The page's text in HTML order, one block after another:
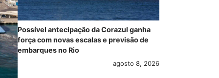
Possível antecipação da Corazul ganha
força com novas escalas e previsão de
embarques no Rio
agosto 8, 2026